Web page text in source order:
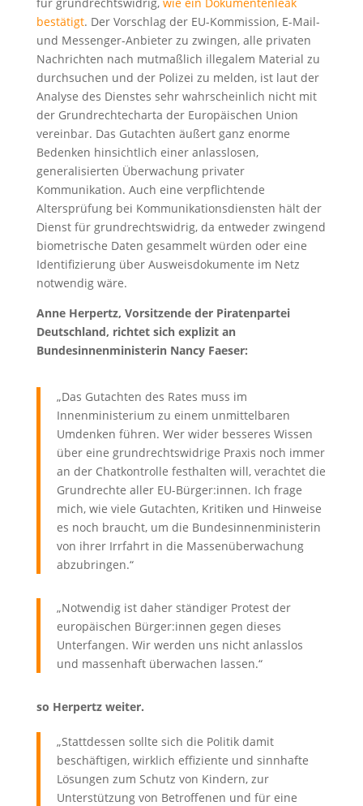
bestätigt. Der Vorschlag der EU-Kommission, E-Mail-
und Messenger-Anbieter zu zwingen, alle privaten
Nachrichten nach mutmaßlich illegalem Material zu
durchsuchen und der Polizei zu melden, ist laut der
Analyse des Dienstes sehr wahrscheinlich nicht mit
der Grundrechtecharta der Europäischen Union
vereinbar. Das Gutachten äußert ganz enorme
Bedenken hinsichtlich einer anlasslosen,
generalisierten Überwachung privater
Kommunikation. Auch eine verpflichtende
Altersprüfung bei Kommunikationsdiensten hält der
Dienst für grundrechtswidrig, da entweder zwingend
biometrische Daten gesammelt würden oder eine
Identifizierung über Ausweisdokumente im Netz
notwendig wäre.
Anne Herpertz, Vorsitzende der Piratenpartei
Deutschland, richtet sich explizit an
Bundesinnenministerin Nancy Faeser:
„Das Gutachten des Rates muss im
Innenministerium zu einem unmittelbaren
Umdenken führen. Wer wider besseres Wissen
über eine grundrechtswidrige Praxis noch immer
an der Chatkontrolle festhalten will, verachtet die
Grundrechte aller EU-Bürger:innen. Ich frage
mich, wie viele Gutachten, Kritiken und Hinweise
es noch braucht, um die Bundesinnenministerin
von ihrer Irrfahrt in die Massenüberwachung
abzubringen.“
„Notwendig ist daher ständiger Protest der
europäischen Bürger:innen gegen dieses
Unterfangen. Wir werden uns nicht anlasslos
und massenhaft überwachen lassen.“
so Herpertz weiter.
„Stattdessen sollte sich die Politik damit
beschäftigen, wirklich effiziente und sinnhafte
Lösungen zum Schutz von Kindern, zur
Unterstützung von Betroffenen und für eine